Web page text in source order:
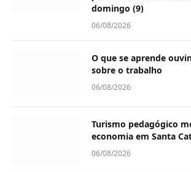
domingo (9)
06/08/2026
O que se aprende
sobre o trabalho
06/08/2026
Turismo pedagógico
economia em Santa
06/08/2026